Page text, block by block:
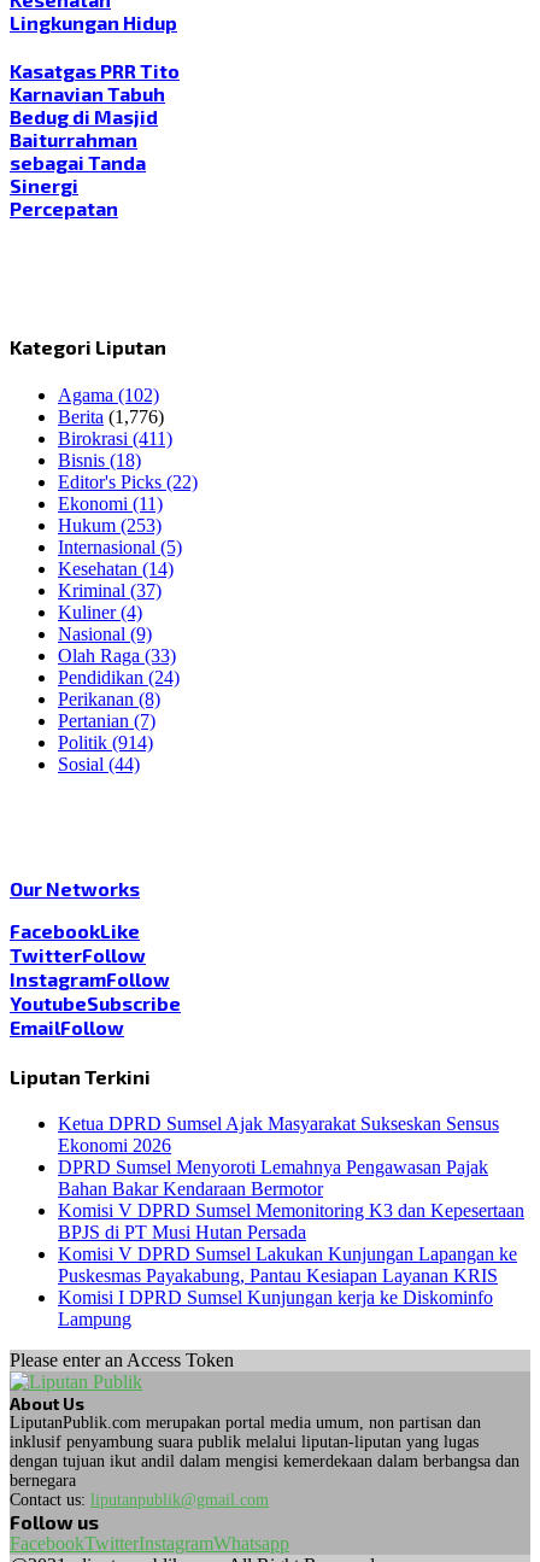
Lingkungan Hidup
Kasatgas PRR Tito
Karnavian Tabuh
Bedug di Masjid
Baiturrahman
sebagai Tanda
Sinergi
Percepatan
Kategori Liputan
Agama (102)
Berita (1,776)
Birokrasi (411)
Bisnis (18)
Editor's Picks (22)
Ekonomi (11)
Hukum (253)
Internasional (5)
Kesehatan (14)
Kriminal (37)
Kuliner(4)
Nasional (9)
Olah Raga (33)
Pendidikan (24)
Perikanan (8)
Pertanian (7)
Politik (914)
Sosial (44)
Our Networks
FacebookLike
TwitterFollow
InstagramFollow
YoutubeSubscribe
EmailFollow
Liputan Terkini
Ketua DPRD Sumsel Ajak Masyarakat Sukseskan Sensus
Ekonomi 2026
DPRD Sumsel Menyoroti Lemahnya Pengawasan Pajak
Bahan Bakar Kendaraan Bermotor
Komisi V DPRD Sumsel Memonitoring K3 dan Kepesertaan
BPJS di PT Musi Hutan Persada
Komisi V DPRD Sumsel Lakukan Kunjungan Lapangan ke
Puskesmas Payakabung, Pantau Kesiapan Layanan KRIS
Komisi I DPRD Sumsel Kunjungan kerja ke Diskominfo
Lampung
Please enter an Access Token
About Us
LiputanPublik.com merupakan portal media umum, non partisan dan
inklusif penyambung suara publik melalui liputan-liputan yang lugas
dengan tujuan ikut andil dalam mengisi kemerdekaan dalam berbangsa dan
bernegara
Contact us: liputanpublik@gmail.com
Follow us
FacebookTwitterInstagramWhatsapp